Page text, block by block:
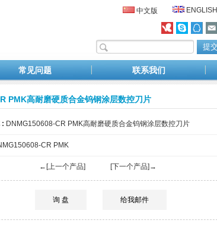
中文版 ENGLISH
常见问题 联系我们
PMK高耐磨硬质合金钨钢涂层数控刀片
: DNMG150608-CR PMK高耐磨硬质合金钨钢涂层数控刀片
CR PMK
←[上一个产品] [下一个产品]→
询 盘 给我邮件